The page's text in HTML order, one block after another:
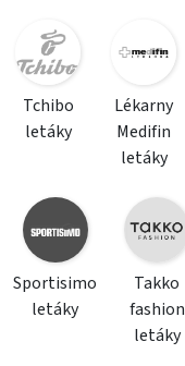
Tchibo
letáky
Lékarny
Medifin
letáky
Sportisimo
letáky
Takko
fashion
letáky